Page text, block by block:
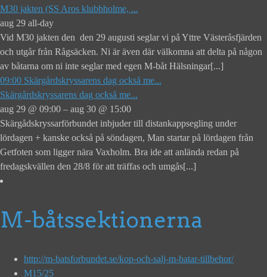
M30 jakten (SS Aros klubbholme, ...
aug 29 all-day
Vid M30 jakten den den 29 augusti seglar vi på Yttre Västeråsfjärden
och utgår från Rågsäcken. Ni är även där välkomna att delta på någon
av båtarna om ni inte seglar med egen M-båt Hälsningar[...]
09:00 Skärgårdskryssarens dag också me...
Skärgårdskryssarens dag också me...
aug 29 @ 09:00 – aug 30 @ 15:00
Skärgådskryssarförbundet inbjuder till distankappsegling under
lördagen + kanske också på söndagen, Man startar på lördagen från
Getfoten som ligger nära Vaxholm. Bra ide att anlända redan på
fredagskvällen den 28/8 för att träffas och umgås[...]
M-båtssektionerna
http://m-batsforbundet.se/kop-och-salj-m-batar-tillbehor/
M15/25